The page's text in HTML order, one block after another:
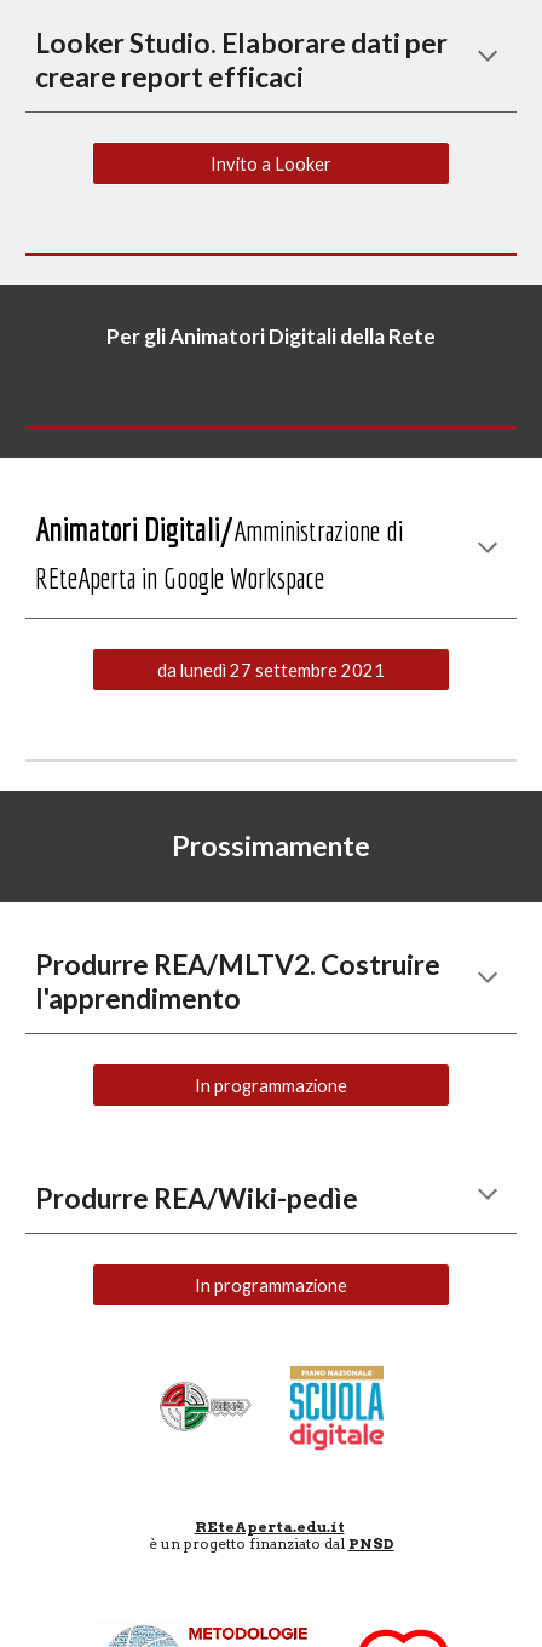
Looker Studio. Elaborare dati per
creare report efficaci
Invito a Looker
Per gli Animatori Digitali della Rete
Animatori Digitali/Amministrazione di
REteAperta in Google Workspace
da lunedì 27 settembre 2021
Prossimamente
Produrre REA/MLTV2. Costruire
l'apprendimento
In programmazione
Produrre REA/Wiki-pedìe
In programmazione
REteAperta.edu.it
è un progetto finanziato dal PNSD